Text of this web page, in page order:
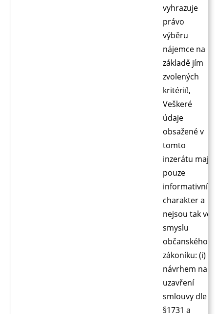
vyhrazuje
právo
výběru
nájemce na
základě jím
zvolených
kritérií!,
Veškeré
údaje
obsažené v
tomto
inzerátu mají
pouze
informativní
charakter a
nejsou tak ve
smyslu
občanského
zákoníku: (i)
návrhem na
uzavření
smlouvy dle
§1731 a